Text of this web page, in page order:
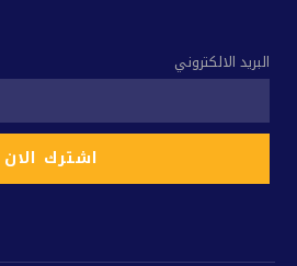
البريد الالكتروني